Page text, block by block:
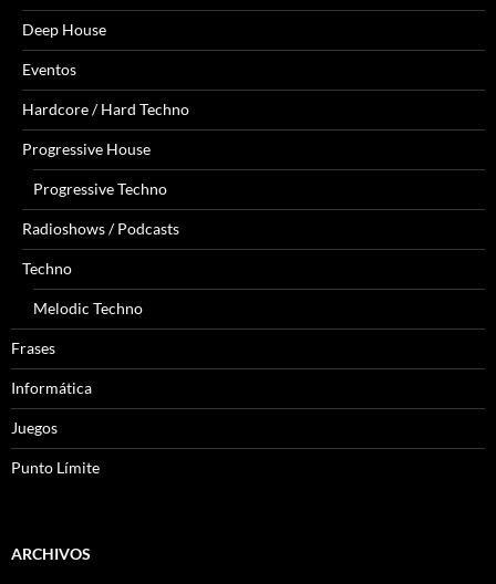
Deep House
Eventos
Hardcore / Hard Techno
Progressive House
Progressive Techno
Radioshows / Podcasts
Techno
Melodic Techno
Frases
Informática
Juegos
Punto Límite
ARCHIVOS